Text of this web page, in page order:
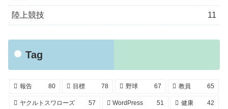
陸上競技 11
Tag
報告 80 目標 78 野球 67 教員 65
ヤクルトスワローズ 57 WordPress 51 健康 42